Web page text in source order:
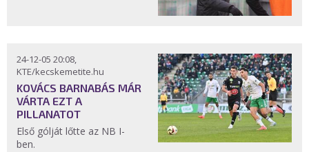
24-12-05 20:08,
KTE/kecskemetite.hu
KOVÁCS BARNABÁS MÁR
VÁRTA EZT A
PILLANATOT
Első gólját lőtte az NB I-
ben.